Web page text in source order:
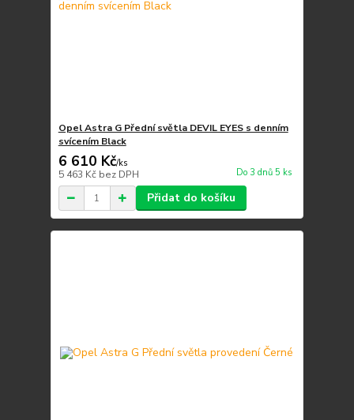
Opel Astra G Přední světla DEVIL EYES s denním
svícením Black
6 610 Kč/ks
5 463 Kč bez DPH Do 3 dnů 5 ks
Přidat do košíku